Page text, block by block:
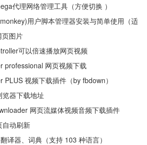
代理网络管理工具（方便切换 ）
用户脚本管理器安装与简单使用（适
图片
可以倍速播放网页视频
professional 网页视频下载
PLUS 视频下载插件（by fbdown）
器下载地址
网页流媒体视频音频下载插件
自动刷新
译器、词典（支持 103 种语言）